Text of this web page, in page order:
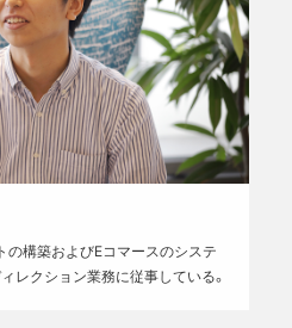
の構築およびEコマースのシステ
レクション業務に従事している。